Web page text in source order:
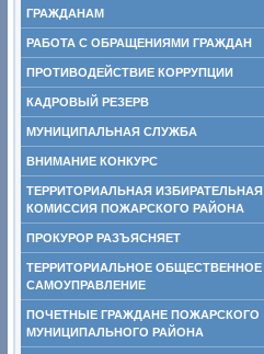
ГРАЖДАНАМ
РАБОТА С ОБРАЩЕНИЯМИ ГРАЖДАН
ПРОТИВОДЕЙСТВИЕ КОРРУПЦИИ
КАДРОВЫЙ РЕЗЕРВ
МУНИЦИПАЛЬНАЯ СЛУЖБА
ВНИМАНИЕ КОНКУРС
ТЕРРИТОРИАЛЬНАЯ ИЗБИРАТЕЛЬНАЯ
КОМИССИЯ ПОЖАРСКОГО РАЙОНА
ПРОКУРОР РАЗЪЯСНЯЕТ
ТЕРРИТОРИАЛЬНОЕ ОБЩЕСТВЕННОЕ
САМОУПРАВЛЕНИЕ
ПОЧЕТНЫЕ ГРАЖДАНЕ ПОЖАРСКОГО
МУНИЦИПАЛЬНОГО РАЙОНА